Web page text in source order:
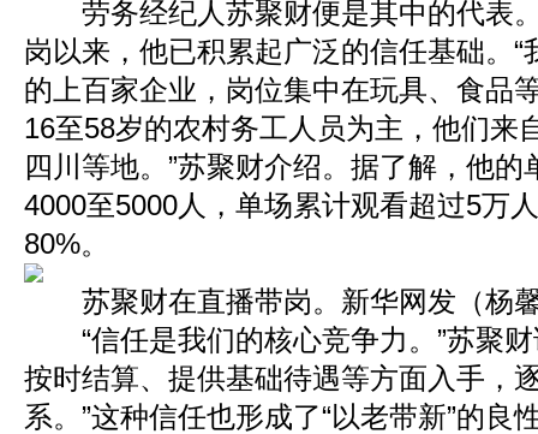
劳务经纪人苏聚财便是其中的代表
岗以来，他已积累起广泛的信任基础。
的上百家企业，岗位集中在玩具、食品
16至58岁的农村务工人员为主，他们来
四川等地。”苏聚财介绍。据了解，他
4000至5000人，单场累计观看超过5万
80%。
苏聚财在直播带岗。新华网发（杨
“信任是我们的核心竞争力。”苏聚财
按时结算、提供基础待遇等方面入手，
系。”这种信任也形成了“以老带新”的良